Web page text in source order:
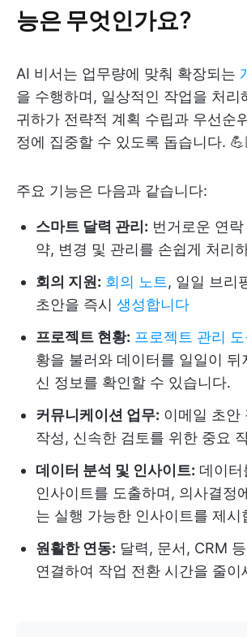
능은 무엇인가요?
AI 비서는 업무량에 맞춰 확장되는
을 수행하며, 일상적인 작업을 처리
귀하가 전략적 계획 수립과 우선순
정에 집중할 수 있도록 돕습니다.
주요 기능은 다음과 같습니다:
스마트 달력 관리: 번거로운 연
약, 변경 및 관리를 손쉽게 처리
회의 지원: 회의 노트 , 일일 브리
초안을 즉시 생성합니다
프로젝트 현황: 프로젝트 관리 도
황을 불러와 데이터를 일일이 뒤
신 정보를 확인할 수 있습니다.
커뮤니케이션 업무: 이메일 초안
작성, 신속한 검토를 위한 중요
데이터 분석 및 인사이트: 데이터
인사이트를 도출하며, 의사결정
는 실행 가능한 인사이트를 제시
원활한 연동: 달력, 문서, CRM 등
연결하여 작업 전환 시간을 줄이